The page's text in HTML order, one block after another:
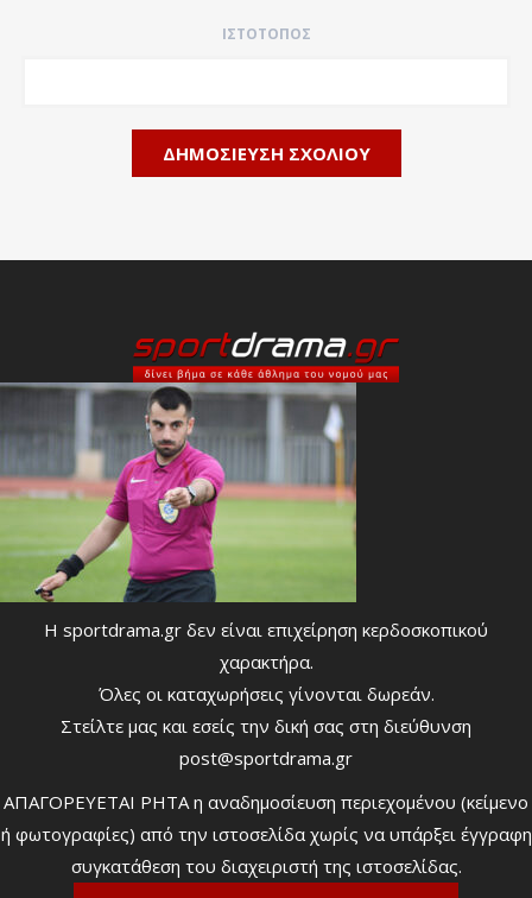
ΙΣΤΌΤΟΠΟΣ
Η sportdrama.gr δεν είναι επιχείρηση κερδοσκοπικού
χαρακτήρα.
Όλες οι καταχωρήσεις γίνονται δωρεάν.
Στείλτε μας και εσείς την δική σας στη διεύθυνση
post@sportdrama.gr
ΑΠΑΓΟΡΕΥΕΤΑΙ ΡΗΤΑ η αναδημοσίευση περιεχομένου (κείμενο
ή φωτογραφίες) από την ιστοσελίδα χωρίς να υπάρξει έγγραφη
συγκατάθεση του διαχειριστή της ιστοσελίδας.